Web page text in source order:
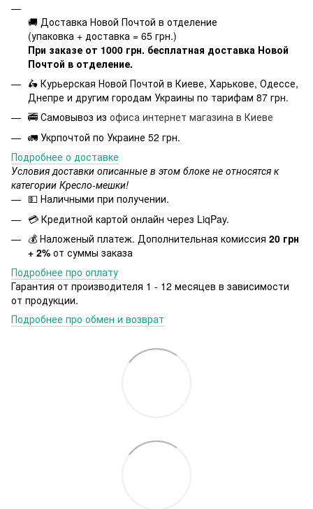
🚚 Доставка Новой Почтой в отделение
(упаковка + доставка = 65 грн.)
При заказе от 1000 грн. бесплатная доставка Новой
Почтой в отделение.
🛵 Курьерская Новой Почтой в Киеве, Харькове, Одессе,
Днепре и другим городам Украины по тарифам 87 грн.
🚎 Самовывоз из офиса интернет магазина в Киеве
🚛 Укрпочтой по Украине 52 грн.
Подробнее о доставке
Условия доставки описанные в этом блоке не относятся к
категории Кресло-мешки!
💵 Наличными при получении.
💳 Кредитной картой онлайн через LiqPay.
💰 Наложеный платеж. Дополнительная комиссия 20 грн
+ 2% от суммы заказа
Подробнее про оплату
Гарантия от производителя 1 - 12 месяцев в зависимости
от продукции.
Подробнее про обмен и возврат